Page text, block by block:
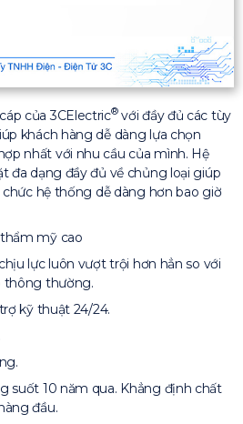
của 3CElectric®với đầy đủ các tùy
khách hàng dễ dàng lựa chọn
nhất với nhu cầu của mình. Hệ
đa dạng đầy đủ về chủng loại giúp
hệ thống dễ dàng hơn bao giờ
mỹ cao
lực luôn vượt trội hơn hẳn so với
thông thường.
kỹ thuật 24/24.
suốt 10 năm qua. Khẳng định chất
đầu.